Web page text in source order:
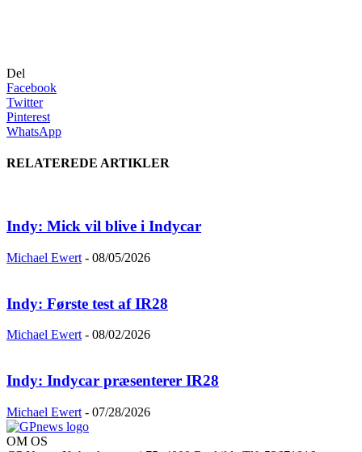
Del
Facebook
Twitter
Pinterest
WhatsApp
RELATEREDE ARTIKLER
Indy: Mick vil blive i Indycar
Michael Ewert - 08/05/2026
Indy: Første test af IR28
Michael Ewert - 08/02/2026
Indy: Indycar præsenterer IR28
Michael Ewert - 07/28/2026
OM OS